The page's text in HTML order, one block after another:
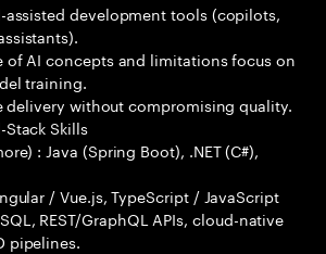
assisted development tools (copilots,
of AI concepts and limitations focus on
training.
delivery without compromising quality.
Skills
: Java (Spring Boot), .NET (C#),
/ Vue.js, TypeScript / JavaScript
REST/GraphQL APIs, cloud-native
pipelines.